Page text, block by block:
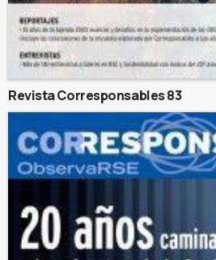
Revista Corresponsables 83